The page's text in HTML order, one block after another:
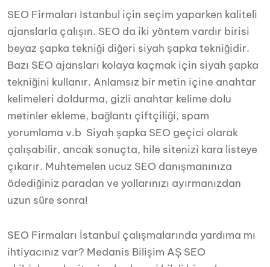
SEO Firmaları İstanbul için seçim yaparken kaliteli
ajanslarla çalışın. SEO da iki yöntem vardır birisi
beyaz şapka tekniği diğeri siyah şapka tekniğidir.
Bazı SEO ajansları kolaya kaçmak için siyah şapka
tekniğini kullanır. Anlamsız bir metin içine anahtar
kelimeleri doldurma, gizli anahtar kelime dolu
metinler ekleme, bağlantı çiftçiliği, spam
yorumlama v.b Siyah şapka SEO geçici olarak
çalışabilir, ancak sonuçta, hile sitenizi kara listeye
çıkarır. Muhtemelen ucuz SEO danışmanınıza
ödediğiniz paradan ve yollarınızı ayırmanızdan
uzun süre sonra!
SEO Firmaları İstanbul çalışmalarında yardıma mı
ihtiyacınız var? Medanis Bilişim AŞ SEO